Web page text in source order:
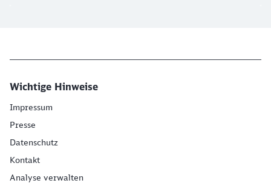
Wichtige Hinweise
Impressum
Presse
Datenschutz
Kontakt
Analyse verwalten